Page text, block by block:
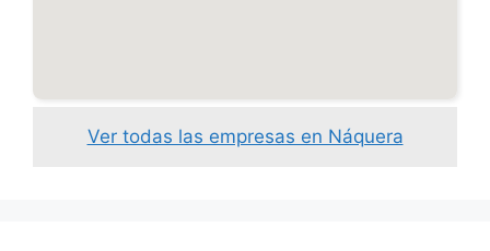
Ver todas las empresas en Náquera